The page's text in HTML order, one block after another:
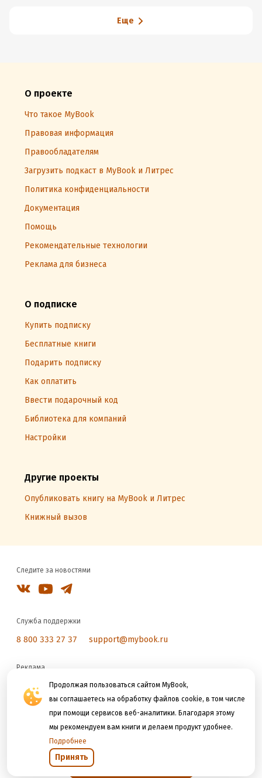
Продолжая пользоваться сайтом MyBook,
вы соглашаетесь на обработку файлов cookie, в том числе
при помощи сервисов веб-аналитики. Благодаря этому
мы рекомендуем вам книги и делаем продукт удобнее.
Подробнее
Принять
Еще
О проекте
Что такое MyBook
Правовая информация
Правообладателям
Загрузить подкаст в MyBook и Литрес
Политика конфиденциальности
Документация
Помощь
Рекомендательные технологии
Реклама для бизнеса
О подписке
Купить подписку
Бесплатные книги
Подарить подписку
Как оплатить
Ввести подарочный код
Библиотека для компаний
Настройки
Другие проекты
Опубликовать книгу на MyBook и Литрес
Книжный вызов
Следите за новостями
Служба поддержки
8 800 333 27 37 support@mybook.ru
Реклама
reklama@litres.ru
Мы принимаем к оплате
Открыть в приложении